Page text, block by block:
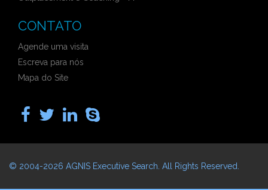
CONTATO
Agende uma visita
Escreva para nós
Mapa do Site
© 2004-2026 AGNIS Executive Search . All Rights Reserved.